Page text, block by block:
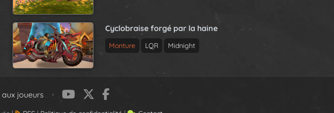
Cyclobraise forgé par la haine
Monture LQR Midnight
joueurs •